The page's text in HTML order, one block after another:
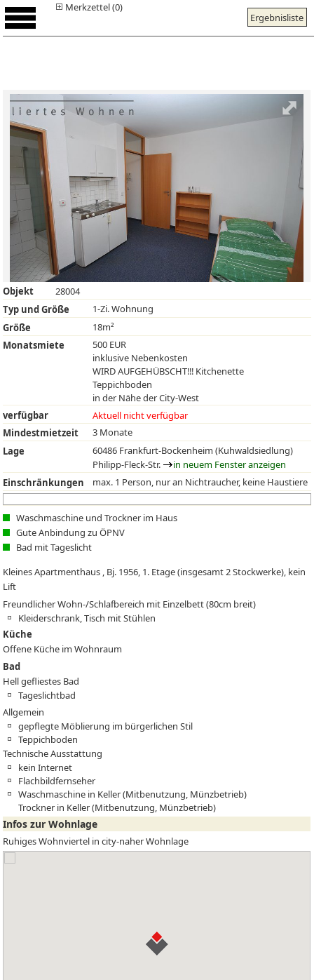
Ergebnisliste
Merkzettel (0)
Objekt
28004
Typ und Größe
1-Zi. Wohnung
Größe
18m²
Monatsmiete
500 EUR
inklusive Nebenkosten
WIRD AUFGEHÜBSCHT!!! Kitchenette
Teppichboden
in der Nähe der City-West
verfügbar
Aktuell nicht verfügbar
Mindestmietzeit
3 Monate
Lage
60486 Frankfurt-Bockenheim (Kuhwaldsiedlung)
Philipp-Fleck-Str.
in neuem Fenster anzeigen
Einschränkungen
max. 1 Person, nur an Nichtraucher, keine Haustiere
Waschmaschine und Trockner im Haus
Gute Anbindung zu ÖPNV
Bad mit Tageslicht
Kleines Apartmenthaus , Bj. 1956, 1. Etage (insgesamt 2 Stockwerke), kein
Lift
Freundlicher Wohn-/Schlafbereich mit Einzelbett (80cm breit)
Kleiderschrank, Tisch mit Stühlen
Küche
Offene Küche im Wohnraum
Bad
Hell gefliestes Bad
Tageslichtbad
Allgemein
gepflegte Möblierung im bürgerlichen Stil
Teppichboden
Technische Ausstattung
kein Internet
Flachbildfernseher
Waschmaschine in Keller (Mitbenutzung, Münzbetrieb)
Trockner in Keller (Mitbenutzung, Münzbetrieb)
Infos zur Wohnlage
Ruhiges Wohnviertel in city-naher Wohnlage